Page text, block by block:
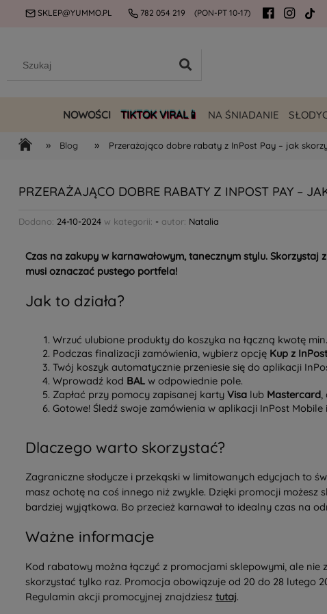
SKLEP@YUMMO.PL 782 054 219 (PON-PT 10-17)
NOWOŚCI TIKTOK VIRAL📱 NA ŚNIADANIE
» Blog » Przerażająco dobre rabaty z InPost Pay – jak
PRZERAŻAJĄCO DOBRE RABATY Z INPOST PAY –
Dodano: 24-10-2024w kategorii: - autor: Natalia
Czas na zakupy w karnawałowym, tanecznym stylu. Skorzystaj
musi oznaczać pustego portfela!
Jak to działa?
Wrzuć ulubione produkty do koszyka na łączną kwotę min.
Podczas finalizacji zamówienia, wybierz opcję Kup z
Twój koszyk automatycznie przeniesie się do aplikacji
Wprowadź kod BAL w odpowiednie pole.
Zapłać przy pomocy zapisanej karty Visalub Mastercard,
Gotowe! Śledź swoje zamówienia w aplikacji InPost Mobile
Dlaczego warto skorzystać?
Zagraniczne słodycze i przekąski w limitowanych edycjach to
masz ochotę na coś innego niż zwykle. Dzięki promocji możesz
bardziej wyjątkowa. Bo przecież karnawał to idealny czas na
Ważne informacje
Kod rabatowy można łączyć z promocjami sklepowymi, ale
skorzystać tylko raz. Promocja obowiązuje od 20 do 28 lutego
Regulamin akcji promocyjnej znajdziesz tutaj.